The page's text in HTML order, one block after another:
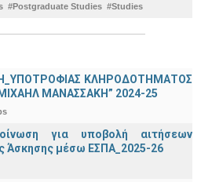
#Postgraduate Studies #Studies
ΚΛΗΡΟΔΟΤΗΜΑΤΟΣ
ΜΑΝΑΣΣΑΚΗ” 2024-25
για υποβολή αιτήσεων
Άσκησης μέσω ΕΣΠΑ_2025-26